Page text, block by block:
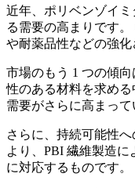
近年、ポリベンゾイ
る需要の高まりです
や耐薬品性などの強
市場のもう 1 つの傾
性のある材料を求め
需要がさらに高まって
さらに、持続可能性
より、PBI 繊維製造
に対応するものです。